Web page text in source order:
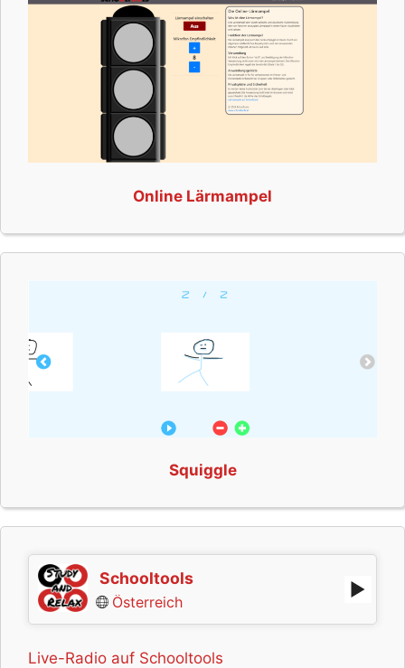
Online Lärmampel
Squiggle
Schooltools
Österreich
Live-Radio auf Schooltools